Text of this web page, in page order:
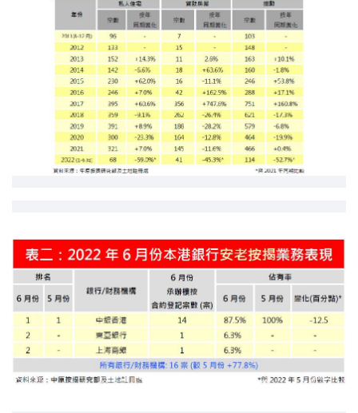
轉按計算
置業預算
供款年期計算
免費物業估價
下載中心
按揭全面睇
新聞/研究